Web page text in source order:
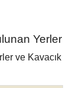
Yerler
ve Kavacık